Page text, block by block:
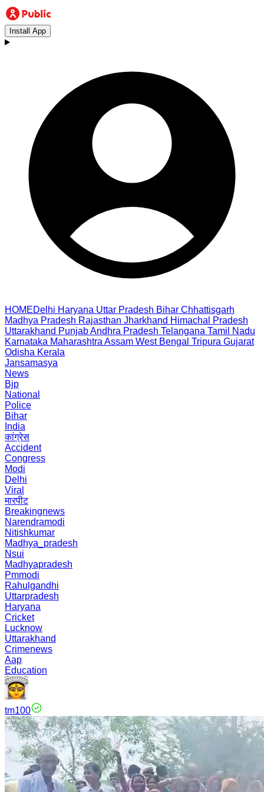
Install App
HOMEDelhi Haryana Uttar Pradesh Bihar Chhattisgarh
Madhya Pradesh Rajasthan Jharkhand Himachal Pradesh
Uttarakhand PunjabAndhra Pradesh Telangana Tamil Nadu
Karnataka Maharashtra Assam West Bengal Tripura Gujarat
Odisha Kerala
Jansamasya
News
Bjp
National
Police
Bihar
India
कांग्रेस
Accident
Congress
Modi
Delhi
Viral
मारपीट
Breakingnews
Narendramodi
Nitishkumar
Madhya_pradesh
Nsui
Madhyapradesh
Pmmodi
Rahulgandhi
Uttarpradesh
Haryana
Cricket
Lucknow
Uttarakhand
Crimenews
Aap
Education
tm100